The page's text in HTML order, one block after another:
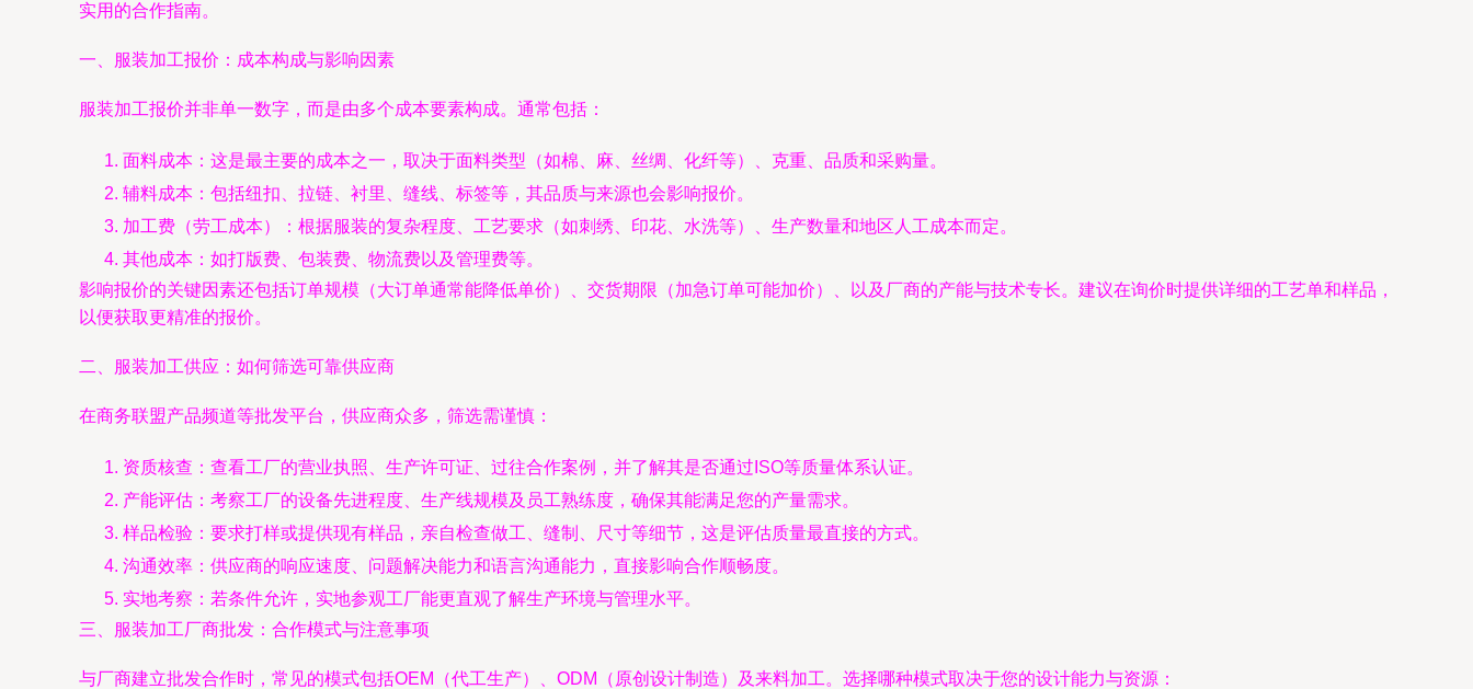
实用的合作指南。
一、服装加工报价：成本构成与影响因素
服装加工报价并非单一数字，而是由多个成本要素构成。通常包括：
面料成本：这是最主要的成本之一，取决于面料类型（如棉、麻、丝绸、化纤等）、克重、品质和采购量。
辅料成本：包括纽扣、拉链、衬里、缝线、标签等，其品质与来源也会影响报价。
加工费（劳工成本）：根据服装的复杂程度、工艺要求（如刺绣、印花、水洗等）、生产数量和地区人工成本而定。
其他成本：如打版费、包装费、物流费以及管理费等。
影响报价的关键因素还包括订单规模（大订单通常能降低单价）、交货期限（加急订单可能加价）、以及厂商的产能与技术专长。建议在询价时提供详细的工艺单和样品，
以便获取更精准的报价。
二、服装加工供应：如何筛选可靠供应商
在商务联盟产品频道等批发平台，供应商众多，筛选需谨慎：
资质核查：查看工厂的营业执照、生产许可证、过往合作案例，并了解其是否通过ISO等质量体系认证。
产能评估：考察工厂的设备先进程度、生产线规模及员工熟练度，确保其能满足您的产量需求。
样品检验：要求打样或提供现有样品，亲自检查做工、缝制、尺寸等细节，这是评估质量最直接的方式。
沟通效率：供应商的响应速度、问题解决能力和语言沟通能力，直接影响合作顺畅度。
实地考察：若条件允许，实地参观工厂能更直观了解生产环境与管理水平。
三、服装加工厂商批发：合作模式与注意事项
与厂商建立批发合作时，常见的模式包括OEM（代工生产）、ODM（原创设计制造）及来料加工。选择哪种模式取决于您的设计能力与资源：